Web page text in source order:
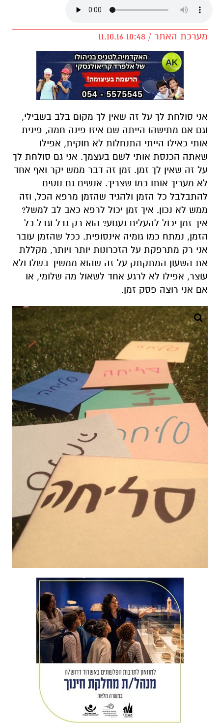
מערכת האתר / 10:48 11.10.16
אני סולחת לך על זה שאין לך מקום בלב בשבילי,
וגם אם מתישהו הייתה שם איזו פינה חמה, פינית
אותי כאילו הייתי התנחלות לא חוקית, אפילו
שאתה הכנסת אותי לשם בעצמך. אני גם סולחת לך
על זה שאין לך זמן. זמן זה דבר ממש יקר ואף אחד
לא מעריך אותו כמו שצריך. אנשים גם נוטים
להתבלבל כל הזמן ולהגיד שהזמן מרפא הכל, וזה
ממש לא נכון. איך זמן יכול לרפא כאב לב למשל?
איך זמן יכול להעלים געגוע? הוא רק גדל וגדל כל
הזמן, נמתח כמו גומיה אינסופית. ככל שהזמן עובר
אני רק מתרפקת על הזכרונות יותר ויותר, מקללת
את השעון המתקתק על זה שהוא ממשיך בשלו ולא
עוצר, אפילו לא לרגע אחד לשאול מה שלומי, או
אם אני רוצה פסק זמן.